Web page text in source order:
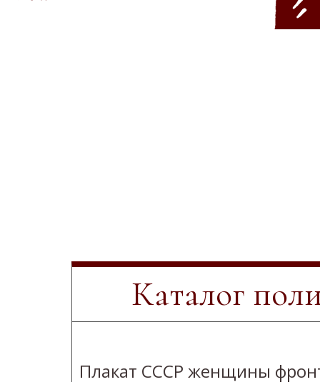
Каталог
Плакат СССР женщины